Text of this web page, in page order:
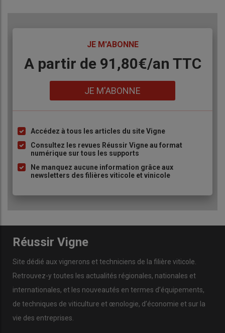
JE M'ABONNE
Body
A partir de 91,80€/an​ TTC
JE M'ABONNE
Liste
à
puce
Accédez à tous les articles du site Vigne
Consultez les revues Réussir Vigne au format
numérique sur tous les supports
Ne manquez aucune information grâce aux
newsletters des filières viticole et vinicole
Réussir Vigne
Site dédié aux vignerons et techniciens de la filière viticole.
Retrouvez-y toutes les actualités régionales, nationales et
internationales, et les nouveautés en termes d’équipements,
de techniques de viticulture et œnologie, d’économie et sur la
vie des entreprises.